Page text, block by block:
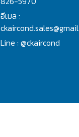
อีเมล :
Line : @ckaircond